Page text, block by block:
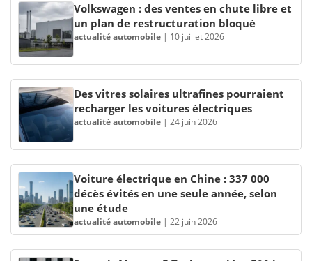
Volkswagen : des ventes en chute libre et
un plan de restructuration bloqué
actualité automobile | 10 juillet 2026
Des vitres solaires ultrafines pourraient
recharger les voitures électriques
actualité automobile | 24 juin 2026
Voiture électrique en Chine : 337 000
décès évités en une seule année, selon
une étude
actualité automobile | 22 juin 2026